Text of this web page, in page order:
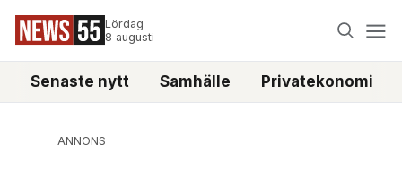
Lördag
8 augusti
Senaste nytt Samhälle Privatekonomi
ANNONS